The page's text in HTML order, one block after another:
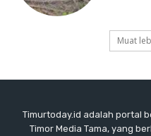
Muat
Timurtoday.id adalah portal
Timor Media Tama, yang